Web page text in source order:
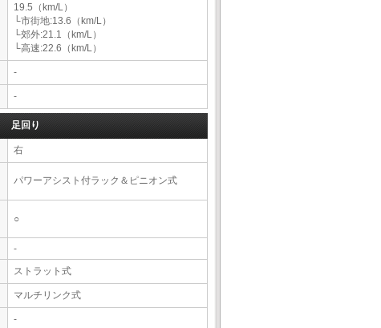
19.5（km/L）
└市街地:13.6（km/L）
└郊外:21.1（km/L）
└高速:22.6（km/L）
-
-
足回り
右
パワーアシスト付ラック＆ピニオン式
○
-
ストラット式
マルチリンク式
-